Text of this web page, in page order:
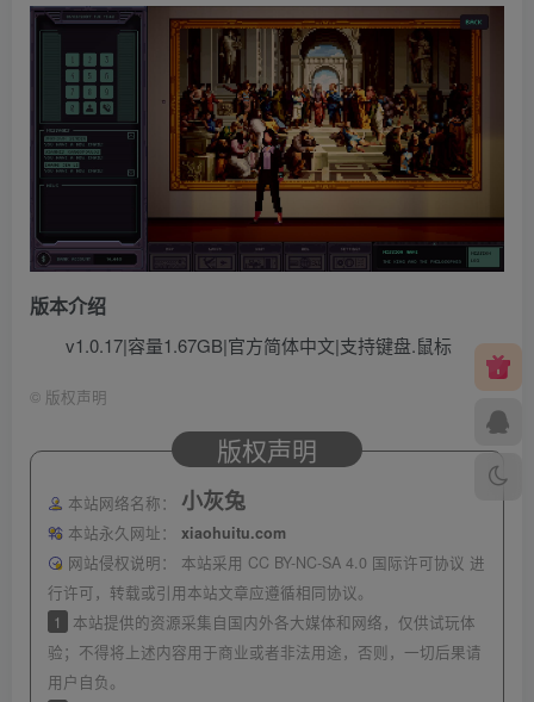
版本介绍
v1.0.17|容量1.67GB|官方简体中文|支持键盘.鼠标
© 版权声明
版权声明
本站网络名称： 小灰兔
本站永久网址：
xiaohuitu.com
网站侵权说明：
本站采用 CC BY-NC-SA 4.0 国际许可协议 进
行许可，转载或引用本站文章应遵循相同协议。
1
本站提供的资源采集自国内外各大媒体和网络，仅供试玩体
验；不得将上述内容用于商业或者非法用途，否则，一切后果请
用户自负。